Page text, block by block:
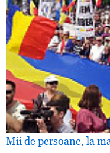
Mii de persoane, la